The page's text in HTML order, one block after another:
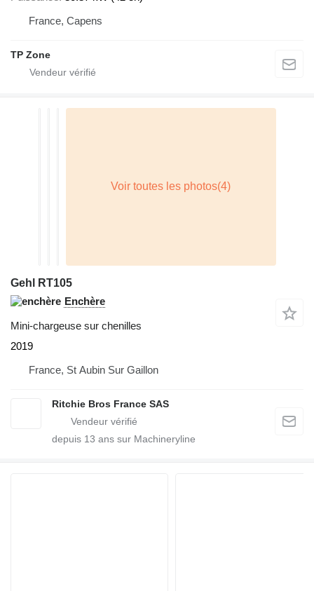
France, Capens
TP Zone
Gehl RT105
Enchère
Mini-chargeuse sur chenilles
2019
France, St Aubin Sur Gaillon
Ritchie Bros France SAS
depuis 13 ans sur Machineryline